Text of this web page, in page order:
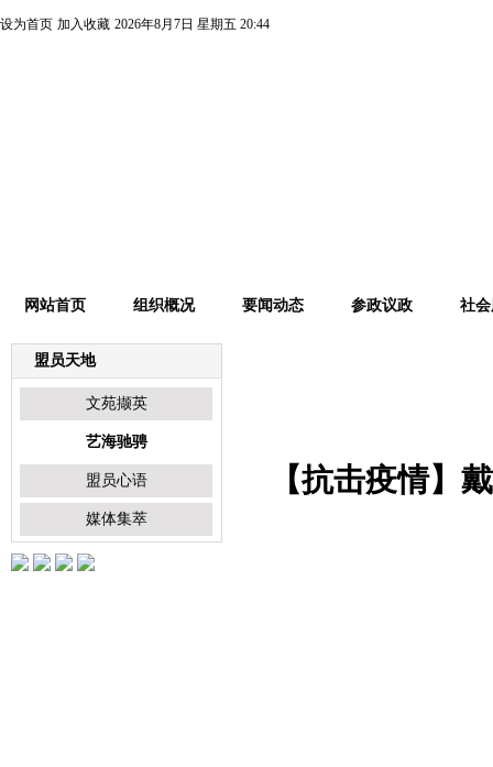
设为首页 加入收藏 2026年8月7日 星期五 20:44
网站首页 组织概况 要闻动态 参政议政 社
盟员天地
文苑撷英
艺海驰骋
盟员心语
媒体集萃
【抗击疫情】